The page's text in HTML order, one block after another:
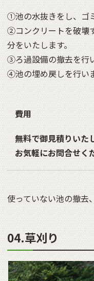
➀池の水抜きをし、ゴ
➁コンクリートを破壊
分をいたします。
➂ろ過設備の撤去を行
➃池の埋め戻しを行い
費用
無料で御見積りいた
お気軽にお問合せく
使っていない池の撤去
04.草刈り